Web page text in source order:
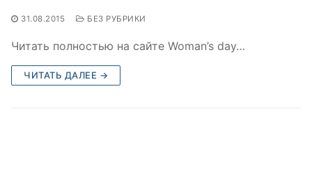
31.08.2015 БЕЗ РУБРИКИ
Читать полностью на сайте Woman’s day…
ЧИТАТЬ ДАЛЕЕ →